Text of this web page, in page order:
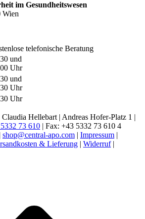
im Gesundheitswesen
Wien
telefonische Beratung
und
Uhr
und
Uhr
Uhr
Hellebart | Andreas Hofer-Platz 1 |
73 610 | Fax: +43 5332 73 610 4
shop@central-apo.com | Impressum |
& Lieferung | Widerruf|